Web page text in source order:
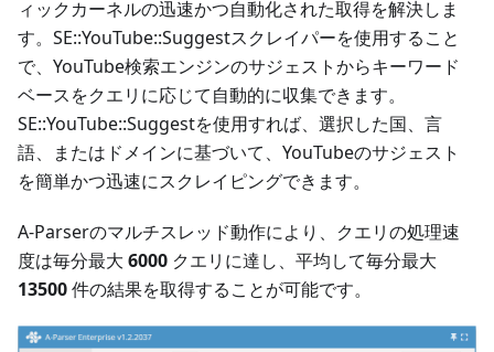
ィックカーネルの迅速かつ自動化された取得を解決しま
す。SE::YouTube::Suggestスクレイパーを使用すること
で、YouTube検索エンジンのサジェストからキーワード
ベースをクエリに応じて自動的に収集できます。
SE::YouTube::Suggestを使用すれば、選択した国、言
語、またはドメインに基づいて、YouTubeのサジェスト
を簡単かつ迅速にスクレイピングできます。
A-Parserのマルチスレッド動作により、クエリの処理速
度は毎分最大 6000 クエリに達し、平均して毎分最大
13500件の結果を取得することが可能です。